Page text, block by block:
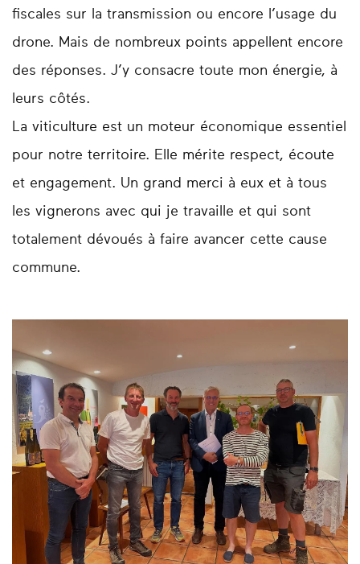
fiscales sur la transmission ou encore l’usage du
drone. Mais de nombreux points appellent encore
des réponses. J’y consacre toute mon énergie, à
leurs côtés.
La viticulture est un moteur économique essentiel
pour notre territoire. Elle mérite respect, écoute
et engagement. Un grand merci à eux et à tous
les vignerons avec qui je travaille et qui sont
totalement dévoués à faire avancer cette cause
commune.